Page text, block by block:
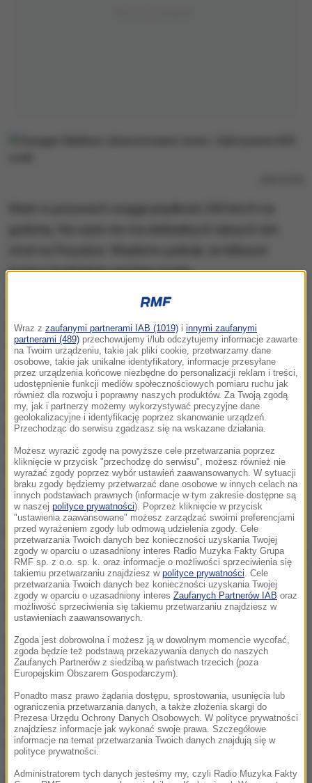
tysięcy budynków jest bez prądu.
Z wiadomości docierających z odciętych dotąd
regionów wynika, że co najmniej 175 ludzi zginęło na
stanowiącym południowo-zachodni skraj państwa
Haiti urodzajnym półwyspie Tiburon, gdzie morze
wdzierało się na ląd, pozbawiając dziesiątki tysięcy
ludzi dachu nad głową i niszcząc uprawy. Podawane
przez różne rządowe agencje i instytucje bilanse
ofiar śmiertelnych są rozbieżne, ale dokonane przez
Reutera zsumowanie danych uzyskanych od obrony
cywilnej i władz lokalnych dało w efekcie liczbę 842.
Marynarka wojenna USA poinformowała, że jej
desantowy okręt-dok USS Mesa Verde płynie na Haiti
w celu udzielenia pomocy ofiarom huraganu. Na
pokładzie ma trzy ciężkie śmigłowce transportowe
CH-53, buldożery i samochodowe cysterny do
przewożenia wody pitnej. Okręt może uzdatniać 270
tys. litrów wody dziennie, a jego ładunek stanowią
palety z żywnością, lekarstwami, odżywkami dla
niemowląt, pieluchami, zestawami pierwszej
pomocy i innymi niezbędnymi artykułami -
powiedział rzecznik marynarki.
Wraz z zaufanymi partnerami IAB (1019) i innymi zaufanymi
partnerami (489) przechowujemy i/lub odczytujemy informacje zawarte
na Twoim urządzeniu, takie jak pliki cookie, przetwarzamy dane
osobowe, takie jak unikalne identyfikatory, informacje przesyłane
przez urządzenia końcowe niezbędne do personalizacji reklam i treści,
udostępnienie funkcji mediów społecznościowych pomiaru ruchu jak
również dla rozwoju i poprawny naszych produktów. Za Twoją zgodą
my, jak i partnerzy możemy wykorzystywać precyzyjne dane
geolokalizacyjne i identyfikację poprzez skanowanie urządzeń.
Przechodząc do serwisu zgadzasz się na wskazane działania.
Możesz wyrazić zgodę na powyższe cele przetwarzania poprzez
kliknięcie w przycisk "przechodzę do serwisu", możesz również nie
wyrażać zgody poprzez wybór ustawień zaawansowanych. W sytuacji
braku zgody będziemy przetwarzać dane osobowe w innych celach na
innych podstawach prawnych (informacje w tym zakresie dostępne są
w naszej polityce prywatności). Poprzez kliknięcie w przycisk
"ustawienia zaawansowane" możesz zarządzać swoimi preferencjami
przed wyrażeniem zgody lub odmową udzielenia zgody. Cele
przetwarzania Twoich danych bez konieczności uzyskania Twojej
zgody w oparciu o uzasadniony interes Radio Muzyka Fakty Grupa
RMF sp. z o.o. sp. k. oraz informacje o możliwości sprzeciwienia się
takiemu przetwarzaniu znajdziesz w polityce prywatności. Cele
przetwarzania Twoich danych bez konieczności uzyskania Twojej
zgody w oparciu o uzasadniony interes Zaufanych Partnerów IAB oraz
możliwość sprzeciwienia się takiemu przetwarzaniu znajdziesz w
ustawieniach zaawansowanych.
Zgoda jest dobrowolna i możesz ją w dowolnym momencie wycofać,
zgoda będzie też podstawą przekazywania danych do naszych
Zaufanych Partnerów z siedzibą w państwach trzecich (poza
Europejskim Obszarem Gospodarczym).
Ponadto masz prawo żądania dostępu, sprostowania, usunięcia lub
ograniczenia przetwarzania danych, a także złożenia skargi do
Prezesa Urzędu Ochrony Danych Osobowych. W polityce prywatności
znajdziesz informacje jak wykonać swoje prawa. Szczegółowe
informacje na temat przetwarzania Twoich danych znajdują się w
polityce prywatności.
Administratorem tych danych jesteśmy my, czyli Radio Muzyka Fakty